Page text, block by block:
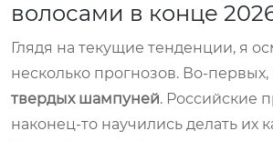
волосами в конце
Глядя на текущие тенденции, я
несколько прогнозов. Во-
твердых шампуней. Российские
наконец-то научились делать их